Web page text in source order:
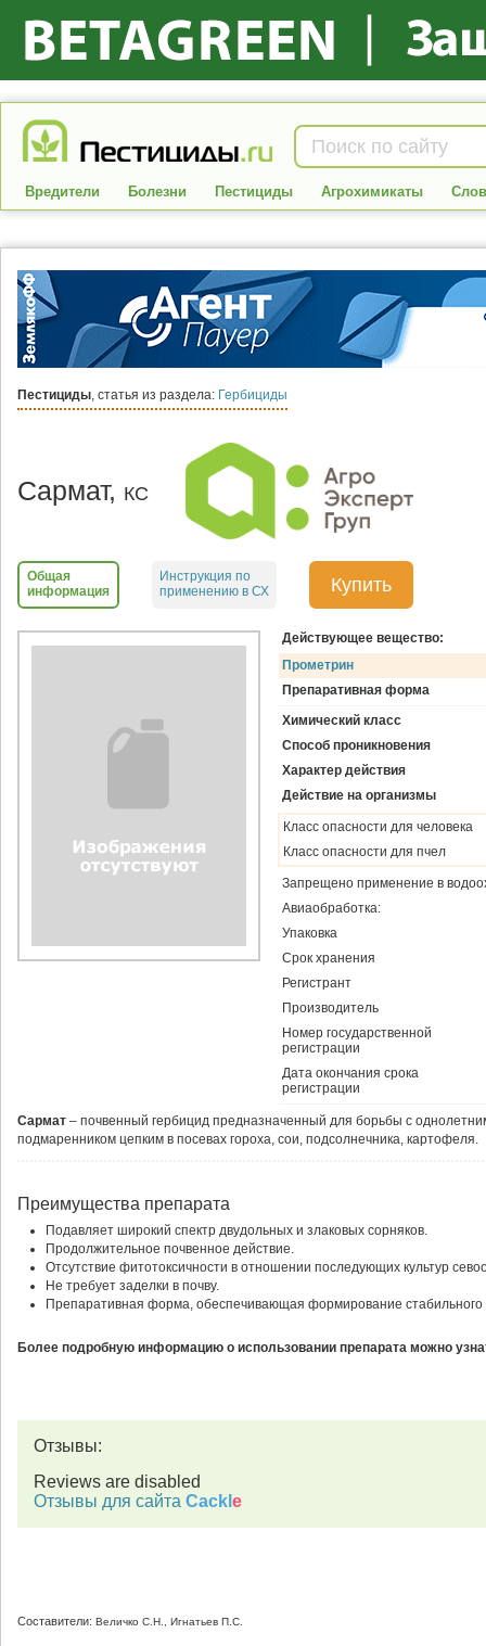
Вредители Болезни Пестициды Агрохимикаты
Пестициды, статья из раздела: Гербициды
Сармат, КС
Общая
информация
Инструкция по
применению в СХ
Купить
Действующее вещество:
Прометрин
Препаративная форма
Химический класс
Способ проникновения
Характер действия
Действие на организмы
Класс опасности для человека
Класс опасности для пчел
Запрещено применение в
Авиаобработка:
Упаковка
Срок хранения
Регистрант
Производитель
Номер государственной
регистрации
Дата окончания срока
регистрации
Сармат – почвенный гербицид предназначенный для борьбы с
подмаренником цепким в посевах гороха, сои, подсолнечника, картофеля.
Преимущества препарата
Подавляет широкий спектр двудольных и злаковых сорняков.
Продолжительное почвенное действие.
Отсутствие фитотоксичности в отношении последующих культур
Не требует заделки в почву.
Препаративная форма, обеспечивающая формирование стабильного
Более подробную информацию о использовании препарата можно
Отзывы:
Reviews are disabled
Отзывы для сайта Cackl e
Составители: Величко С.Н., Игнатьев П.С.